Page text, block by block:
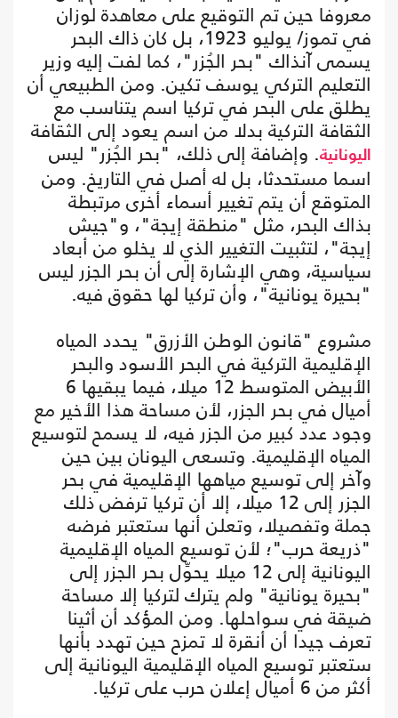
معروفا حين تم التوقيع على معاهدة لوزان
في تموز/ يوليو 1923، بل كان ذاك البحر
يسمى آنذاك "بحر الجُزر"، كما لفت إليه وزير
التعليم التركي يوسف تكين. ومن الطبيعي أن
يطلق على البحر في تركيا اسم يتناسب مع
الثقافة التركية بدلا من اسم يعود إلى الثقافة
اليونانية. وإضافة إلى ذلك، "بحر الجُزر" ليس
اسما مستحدثا، بل له أصل في التاريخ. ومن
المتوقع أن يتم تغيير أسماء أخرى مرتبطة
بذاك البحر، مثل "منطقة إيجة"، و"جيش
إيجة"، لتثبيت التغيير الذي لا يخلو من أبعاد
سياسية، وهي الإشارة إلى أن بحر الجزر ليس
"بحيرة يونانية"، وأن تركيا لها حقوق فيه.
مشروع "قانون الوطن الأزرق" يحدد المياه
الإقليمية التركية في البحر الأسود والبحر
الأبيض المتوسط 12 ميلا، فيما يبقيها 6
أميال في بحر الجزر، لأن مساحة هذا الأخير مع
وجود عدد كبير من الجزر فيه، لا يسمح لتوسيع
المياه الإقليمية. وتسعى اليونان بين حين
وآخر إلى توسيع مياهها الإقليمية في بحر
الجزر إلى 12 ميلا، إلا أن تركيا ترفض ذلك
جملة وتفصيلا، وتعلن أنها ستعتبر فرضه
"ذريعة حرب"؛ لأن توسيع المياه الإقليمية
اليونانية إلى 12 ميلا يحوِّل بحر الجزر إلى
"بحيرة يونانية" ولم يترك لتركيا إلا مساحة
ضيقة في سواحلها. ومن المؤكد أن أثينا
تعرف جيدا أن أنقرة لا تمزح حين تهدد بأنها
ستعتبر توسيع المياه الإقليمية اليونانية إلى
أكثر من 6 أميال إعلان حرب على تركيا.